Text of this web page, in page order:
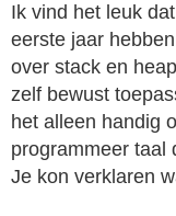
Ik vind het leuk
eerste jaar
over stack en
zelf bewust
het alleen handig
programmeer taal
Je kon verklaren